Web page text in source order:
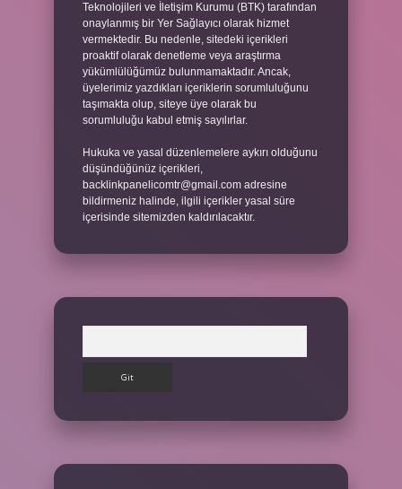
Teknolojileri ve İletişim Kurumu (BTK) tarafından
onaylanmış bir Yer Sağlayıcı olarak hizmet
vermektedir. Bu nedenle, sitedeki içerikleri
proaktif olarak denetleme veya araştırma
yükümlülüğümüz bulunmamaktadır. Ancak,
üyelerimiz yazdıkları içeriklerin sorumluluğunu
taşımakta olup, siteye üye olarak bu
sorumluluğu kabul etmiş sayılırlar.
Hukuka ve yasal düzenlemelere aykırı olduğunu
düşündüğünüz içerikleri,
backlinkpanelicomtr@gmail.com adresine
bildirmeniz halinde, ilgili içerikler yasal süre
içerisinde sitemizden kaldırılacaktır.